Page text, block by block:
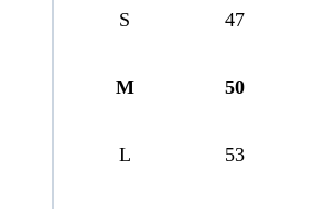
S 47
M 50
L 53